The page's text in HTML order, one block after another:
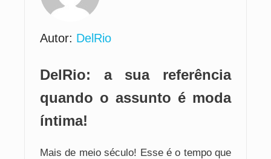
Autor: DelRio
DelRio: a sua referência
quando o assunto é moda
íntima!
Mais de meio século! Esse é o tempo que